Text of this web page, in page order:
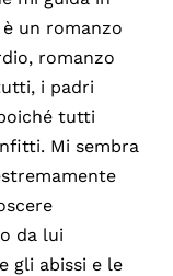
un romanzo
romanzo
i padri
tutti
Mi sembra
da lui
gli abissi e le